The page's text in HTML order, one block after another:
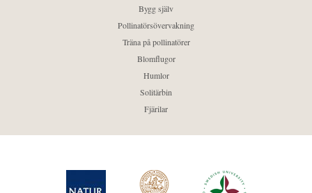
Bygg själv
Pollinatörsövervakning
Träna på pollinatörer
Blomflugor
Humlor
Solitärbin
Fjärilar